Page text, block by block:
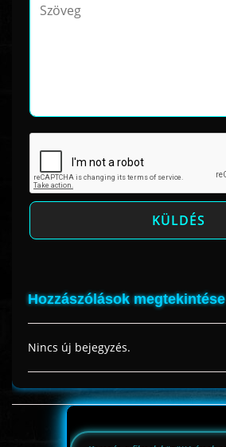
Hozzászólások megtekintése
Nincs új bejegyzés.